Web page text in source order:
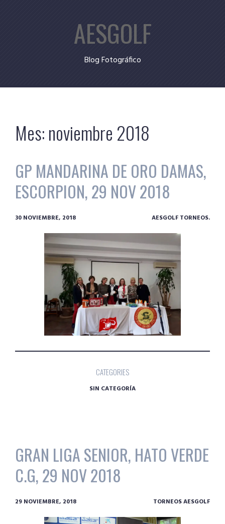
AESGOLF
Blog Fotográfico
Mes:noviembre 2018
GP MANDARINA DE ORO DAMAS,
ESCORPION, 29 NOV 2018
30 NOVIEMBRE, 2018 AESGOLF TORNEOS.
CATEGORIES
SIN CATEGORÍA
GRAN LIGA SENIOR, HATO VERDE
C.G, 29 NOV 2018
29 NOVIEMBRE, 2018 TORNEOS AESGOLF